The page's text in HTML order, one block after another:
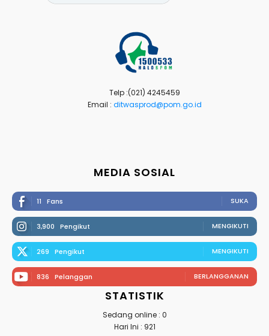
Telp :(021) 4245459
Email : ditwasprod@pom.go.id
MEDIA SOSIAL
11 Fans SUKA
3,900 Pengikut MENGIKUTI
269 Pengikut MENGIKUTI
836 Pelanggan BERLANGGANAN
STATISTIK
Sedang online : 0
Hari Ini : 921